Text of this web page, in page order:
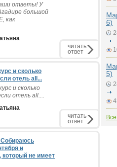
ответы! У
большой
как
читать
ответ
и сколько
отель all...
и сколько
отель all....
читать
ответ
Собираюсь
и
который не имеет
6)
5)